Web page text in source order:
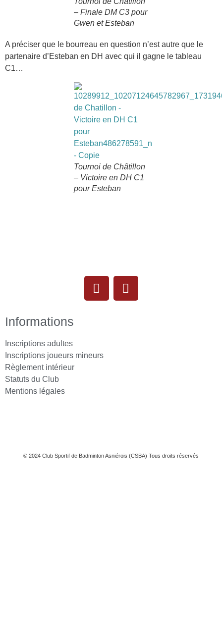
– Finale DM C3 pour
Gwen et Esteban
A préciser que le bourreau en question n’est autre que le
partenaire d’Esteban en DH avec qui il gagne le tableau
C1…
Tournoi de Châtillon
– Victoire en DH C1
pour Esteban
Informations
Inscriptions adultes
Inscriptions joueurs mineurs
Règlement intérieur
Statuts du Club
Mentions légales
© 2024 Club Sportif de Badminton Asniérois (CSBA) Tous droits réservés